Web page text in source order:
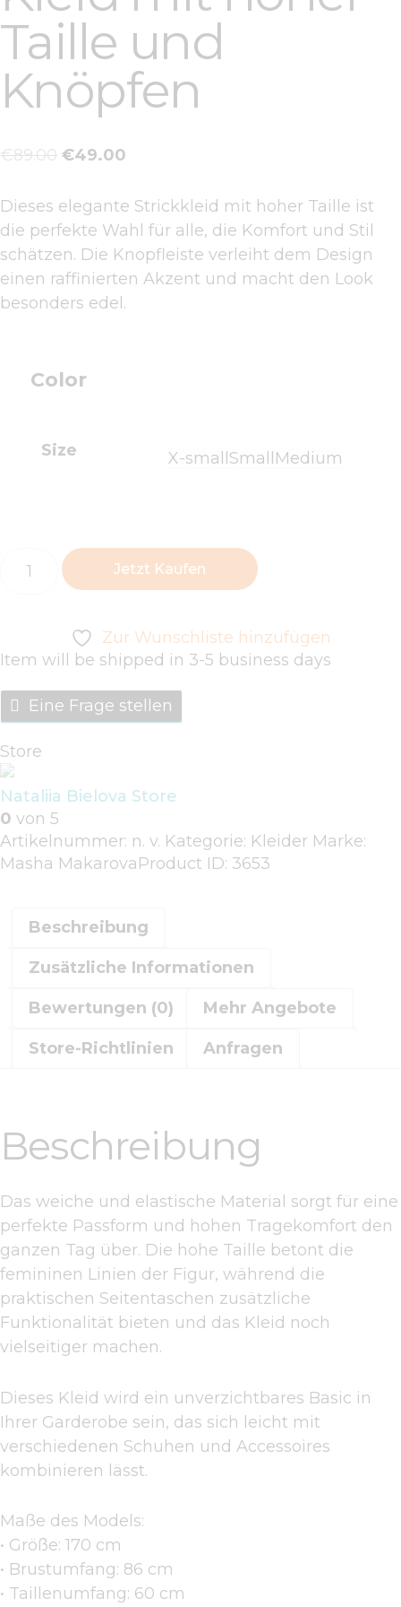
Taille und
Knöpfen
€89.00 €49.00
Dieses elegante Strickkleid mit hoher Taille ist
die perfekte Wahl für alle, die Komfort und Stil
schätzen. Die Knopfleiste verleiht dem Design
einen raffinierten Akzent und macht den Look
besonders edel.
Color
Size X-small Small Medium
Jetzt Kaufen
Zur Wunschliste hinzufügen
Item will be shipped in 3-5 business days
Eine Frage stellen
Store
Nataliia Bielova Store
0 von 5
Artikelnummer: n. v. Kategorie: Kleider Marke:
Masha MakarovaProduct ID: 3653
Beschreibung
Zusätzliche Informationen
Bewertungen (0) Mehr Angebote
Store-Richtlinien Anfragen
Beschreibung
Das weiche und elastische Material sorgt für eine
perfekte Passform und hohen Tragekomfort den
ganzen Tag über. Die hohe Taille betont die
femininen Linien der Figur, während die
praktischen Seitentaschen zusätzliche
Funktionalität bieten und das Kleid noch
vielseitiger machen.
Dieses Kleid wird ein unverzichtbares Basic in
Ihrer Garderobe sein, das sich leicht mit
verschiedenen Schuhen und Accessoires
kombinieren lässt.
Maße des Models:
• Größe: 170 cm
• Brustumfang: 86 cm
• Taillenumfang: 60 cm